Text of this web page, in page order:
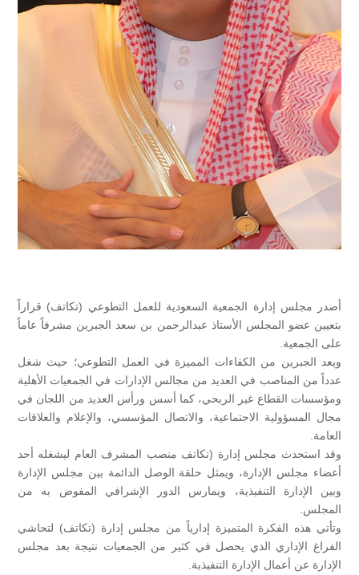
أصدر مجلس إدارة الجمعية السعودية للعمل التطوعي (تكاتف) قراراً
بتعيين عضو المجلس الأستاذ عبدالرحمن بن سعد الجبرين مشرفاً عاماً
على الجمعية.
ويعد الجبرين من الكفاءات المميزة في العمل التطوعي؛ حيث شغل
عدداً من المناصب في العديد من مجالس الإدارات في الجمعيات الأهلية
ومؤسسات القطاع غير الربحي، كما أسس ورأس العديد من اللجان في
مجال المسؤولية الاجتماعية، والاتصال المؤسسي، والإعلام والعلاقات
العامة.
وقد استحدث مجلس إدارة (تكاتف منصب المشرف العام ليشغله أحد
أعضاء مجلس الإدارة، ويمثل حلقة الوصل الدائمة بين مجلس الإدارة
وبين الإدارة التنفيذية، ويمارس الدور الإشرافي المفوض به من
المجلس.
وتأتي هذه الفكرة المتميزة إدارياً من مجلس إدارة (تكاتف) لتحاشي
الفراغ الإداري الذي يحصل في كثير من الجمعيات نتيجة بعد مجلس
الإدارة عن أعمال الإدارة التنفيذية.